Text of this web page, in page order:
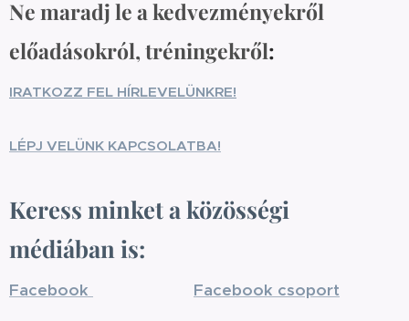
Ne maradj le a kedvezményekről
előadásokról, tréningekről:
IRATKOZZ FEL HÍRLEVELÜNKRE!
LÉPJ VELÜNK KAPCSOLATBA!
Keress minket a közösségi
médiában is:
Facebook Facebook csoport